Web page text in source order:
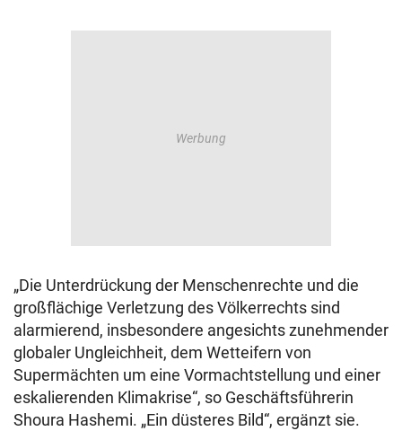
„Die Unterdrückung der Menschenrechte und die
großflächige Verletzung des Völkerrechts sind
alarmierend, insbesondere angesichts zunehmender
globaler Ungleichheit, dem Wetteifern von
Supermächten um eine Vormachtstellung und einer
eskalierenden Klimakrise“, so Geschäftsführerin
Shoura Hashemi. „Ein düsteres Bild“, ergänzt sie.